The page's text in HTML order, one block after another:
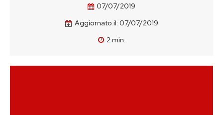
07/07/2019
Aggiornato il: 07/07/2019
2min.